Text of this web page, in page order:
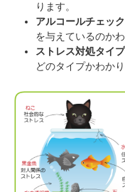
ります。
アルコールチェッ
を与えているのかわ
ストレス対処タイ
どのタイプかわかり